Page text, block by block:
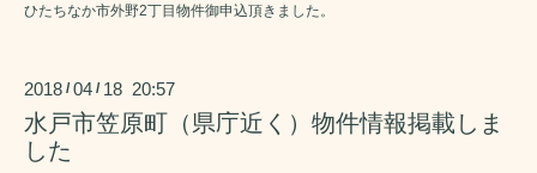
ひたちなか市外野2丁目物件御申込頂きました。
2018 /04 / 18 20:57
水戸市笠原町（県庁近く）物件情報掲載しま
した